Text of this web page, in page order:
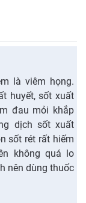
là viêm họng.
huyết, sốt xuất
đau mỏi khắp
dịch sốt xuất
sốt rét rất hiếm
không quá lo
nên dùng thuốc